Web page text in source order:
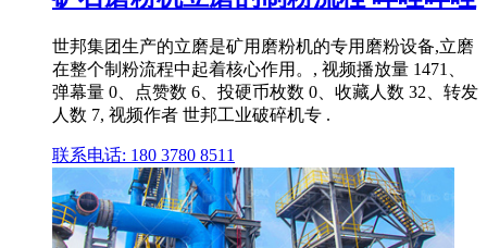
世邦集团生产的立磨是矿用磨粉机的专用磨粉设备,立磨
在整个制粉流程中起着核心作用。, 视频播放量 1471、
弹幕量 0、点赞数 6、投硬币枚数 0、收藏人数 32、转发
人数 7, 视频作者 世邦工业破碎机专 .
联系电话: 180 3780 8511